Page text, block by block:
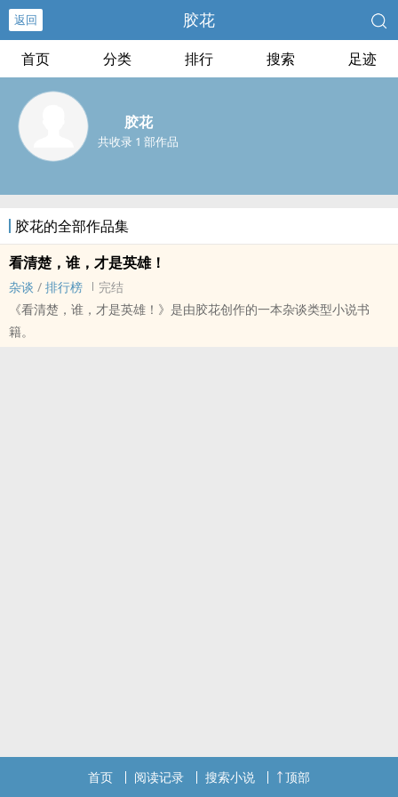
返回 胶花
首页 分类 排行 搜索 足迹
胶花
共收录 1 部作品
胶花的全部作品集
看清楚，谁，才是英雄！
杂谈 / 排行榜
完结
《看清楚，谁，才是英雄！》是由胶花创作的一本杂谈类型小说书
籍。
首页 阅读记录 搜索小说 顶部